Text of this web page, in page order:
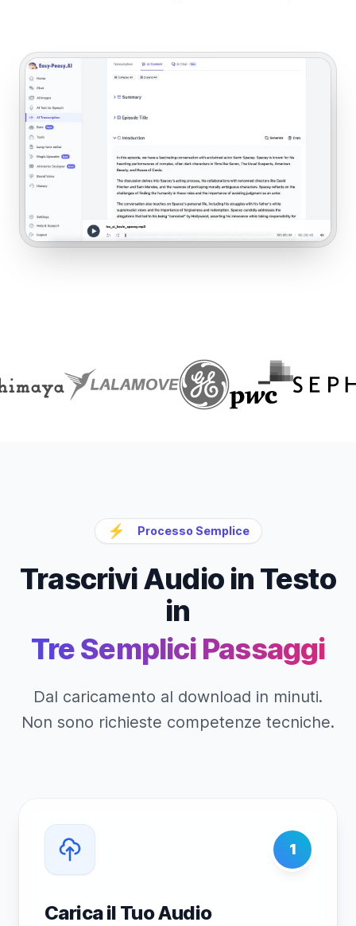
⚡ Processo Semplice
Trascrivi Audio in Testo
in
Tre Semplici Passaggi
Dal caricamento al download in minuti.
Non sono richieste competenze tecniche.
1
Carica il Tuo Audio